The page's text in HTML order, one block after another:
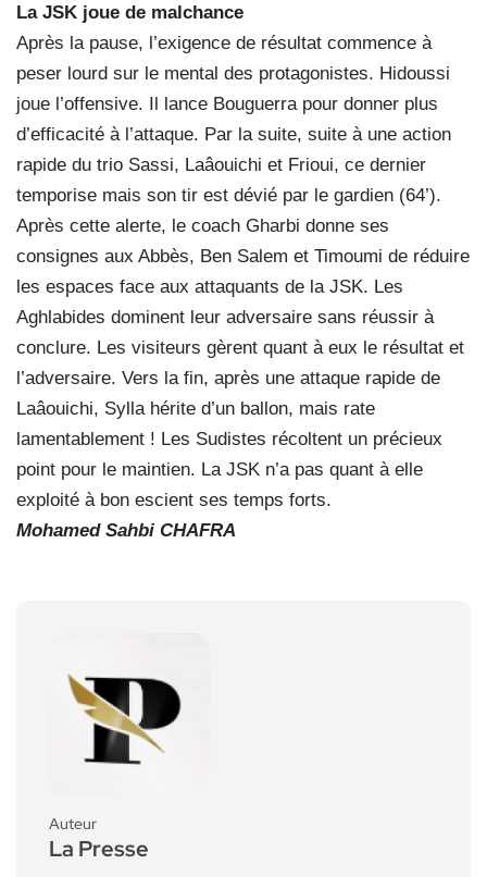
La JSK joue de malchance
Après la pause, l’exigence de résultat commence à
peser lourd sur le mental des protagonistes. Hidoussi
joue l’offensive. Il lance Bouguerra pour donner plus
d’efficacité à l’attaque. Par la suite, suite à une action
rapide du trio Sassi, Laâouichi et Frioui, ce dernier
temporise mais son tir est dévié par le gardien (64’).
Après cette alerte, le coach Gharbi donne ses
consignes aux Abbès, Ben Salem et Timoumi de réduire
les espaces face aux attaquants de la JSK. Les
Aghlabides dominent leur adversaire sans réussir à
conclure. Les visiteurs gèrent quant à eux le résultat et
l’adversaire. Vers la fin, après une attaque rapide de
Laâouichi, Sylla hérite d’un ballon, mais rate
lamentablement ! Les Sudistes récoltent un précieux
point pour le maintien. La JSK n’a pas quant à elle
exploité à bon escient ses temps forts.
Mohamed Sahbi CHAFRA
Auteur
La Presse